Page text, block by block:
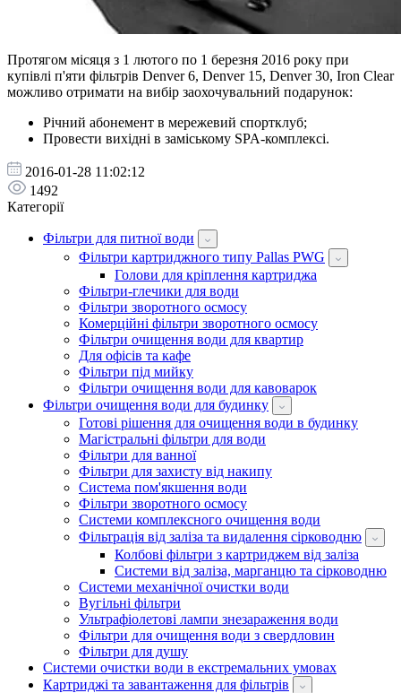
Протягом місяця з 1 лютого по 1 березня 2016 року при
купівлі п'яти фільтрів Denver 6, Denver 15, Denver 30, Iron Clear
можливо отримати на вибір заохочувальний подарунок:
Річний абонемент в мережевий спортклуб;
Провести вихідні в заміському SPA-комплексі.
2016-01-28 11:02:12
1492
Категорії
Фільтри для питної води
Фільтри картриджного типу Pallas PWG
Голови для кріплення картриджа
Фільтри-глечики для води
Фільтри зворотного осмосу
Комерційні фільтри зворотного осмосу
Фільтри очищення води для квартир
Для офісів та кафе
Фільтри під мийку
Фільтри очищення води для кавоварок
Фільтри очищення води для будинку
Готові рішення для очищення води в будинку
Магістральні фільтри для води
Фільтри для ванної
Фільтри для захисту від накипу
Система пом'якшення води
Фільтри зворотного осмосу
Системи комплексного очищення води
Фільтрація від заліза та видалення сірководню
Колбові фільтри з картриджем від заліза
Системи від заліза, марганцю та сірководню
Системи механічної очистки води
Вугільні фільтри
Ультрафіолетові лампи знезараження води
Фільтри для очищення води з свердловин
Фільтри для душу
Системи очистки води в екстремальних умовах
Картриджі та завантаження для фільтрів